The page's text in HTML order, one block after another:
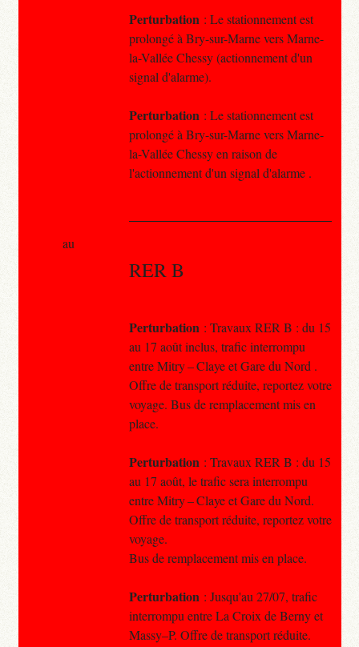
Perturbation : Le stationnement est
prolongé à Bry-sur-Marne vers Marne-
la-Vallée Chessy (actionnement d'un
signal d'alarme).
Perturbation : Le stationnement est
prolongé à Bry-sur-Marne vers Marne-
la-Vallée Chessy en raison de
l'actionnement d'un signal d'alarme .
RER B
Perturbation : Travaux RER B : du 15
au 17 août inclus, trafic interrompu
entre Mitry – Claye et Gare du Nord .
Offre de transport réduite, reportez votre
voyage. Bus de remplacement mis en
place.
Perturbation : Travaux RER B : du 15
au 17 août, le trafic sera interrompu
entre Mitry – Claye et Gare du Nord.
Offre de transport réduite, reportez votre
voyage.
Bus de remplacement mis en place.
Perturbation : Jusqu'au 27/07, trafic
interrompu entre La Croix de Berny et
Massy–P. Offre de transport réduite.
au